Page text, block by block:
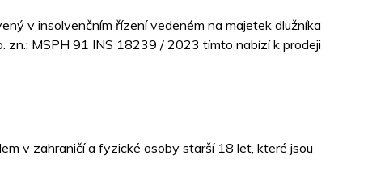
v insolvenčním řízení vedeném na majetek dlužníka
zn.: MSPH 91 INS 18239 / 2023 tímto nabízí k prodeji
v zahraničí a fyzické osoby starší 18 let, které jsou